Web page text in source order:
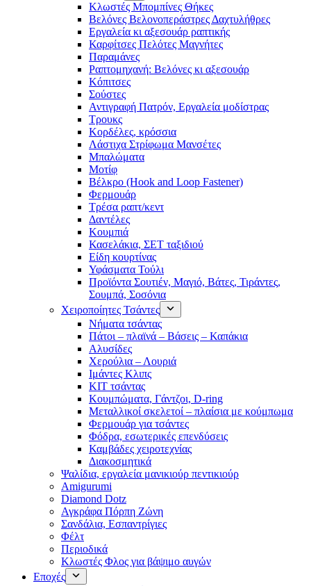
Κλωστές Μπομπίνες Θήκες
Βελόνες Βελονοπεράστρες Δαχτυλήθρες
Εργαλεία κι αξεσουάρ ραπτικής
Καρφίτσες Πελότες Μαγνήτες
Παραμάνες
Ραπτομηχανή: Βελόνες κι αξεσουάρ
Κόπιτσες
Σούστες
Αντιγραφή Πατρόν, Εργαλεία μοδίστρας
Τρουκς
Κορδέλες, κρόσσια
Λάστιχα Στρίφωμα Μανσέτες
Μπαλώματα
Mοτίφ
Βέλκρο (Hook and Loop Fastener)
Φερμουάρ
Τρέσα ραπτ/κεντ
Δαντέλες
Κουμπιά
Κασελάκια, ΣΕΤ ταξιδιού
Είδη κουρτίνας
Υφάσματα Τούλι
Προϊόντα Σουτιέν, Μαγιό, Βάτες, Τιράντες,
Σουμπά, Σοσόνια
Χειροποίητες Τσάντες
Νήματα τσάντας
Πάτοι – πλαϊνά – Βάσεις – Καπάκια
Αλυσίδες
Χερούλια – Λουριά
Ιμάντες Κλιπς
ΚΙΤ τσάντας
Κουμπώματα, Γάντζοι, D-ring
Μεταλλικοί σκελετοί – πλαίσια με κούμπωμα
Φερμουάρ για τσάντες
Φόδρα, εσωτερικές επενδύσεις
Καμβάδες χειροτεχνίας
Διακοσμητικά
Ψαλίδια, εργαλεία μανικιούρ πεντικιούρ
Amigurumi
Diamond Dotz
Αγκράφα Πόρπη Ζώνη
Σανδάλια, Εσπαντρίγιες
Φέλτ
Περιοδικά
Κλωστές Φλος για βάψιμο αυγών
Εποχές